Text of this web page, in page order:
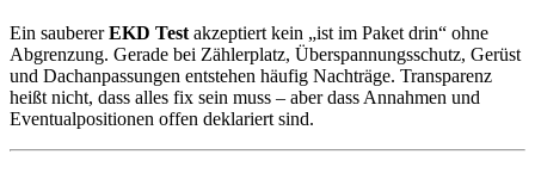
Ein saubererEKD Test akzeptiert kein „ist im Paket drin“ ohne
Abgrenzung. Gerade bei Zählerplatz, Überspannungsschutz, Gerüst
und Dachanpassungen entstehen häufig Nachträge. Transparenz
heißt nicht, dass alles fix sein muss – aber dass Annahmen und
Eventualpositionen offen deklariert sind.